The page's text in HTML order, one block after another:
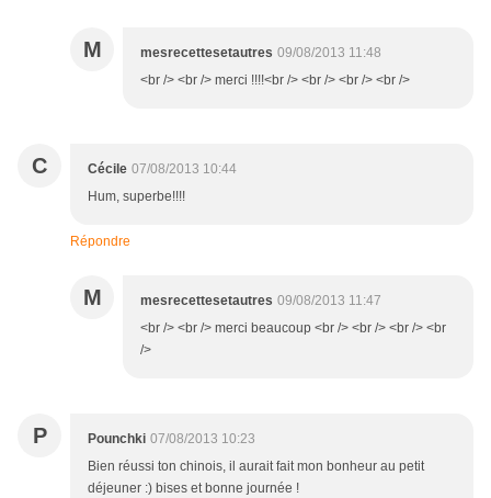
M mesrecettesetautres 09/08/2013 11:48
<br /> <br /> merci !!!!<br /> <br /> <br /> <br />
C Cécile 07/08/2013 10:44
Hum, superbe!!!!
Répondre
M mesrecettesetautres 09/08/2013 11:47
<br /> <br /> merci beaucoup <br /> <br /> <br /> <br
/>
P Pounchki 07/08/2013 10:23
Bien réussi ton chinois, il aurait fait mon bonheur au petit
déjeuner :) bises et bonne journée !